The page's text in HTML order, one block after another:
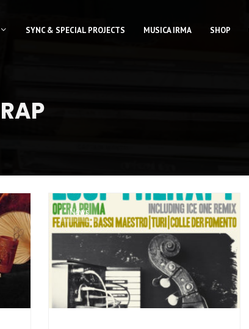
SYNC & SPECIAL PROJECTS MUSICA IRMA SHOP
RAP
News